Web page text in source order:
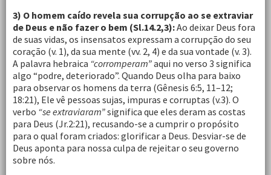
3) O homem caído revela sua corrupção ao se extraviar
de Deus e não fazer o bem (Sl.14.2,3):Ao deixar Deus fora
de suas vidas, os insensatos expressam a corrupção do seu
coração (v. 1), da sua mente (vv. 2, 4) e da sua vontade (v. 3).
A palavra hebraica “corromperam”aqui no verso 3 significa
algo “podre, deteriorado”. Quando Deus olha para baixo
para observar os homens da terra (Gênesis 6:5, 11–12;
18:21), Ele vê pessoas sujas, impuras e corruptas (v.3). O
verbo “se extraviaram”significa que eles deram as costas
para Deus (Jr.2:21), recusando-se a cumprir o propósito
para o qual foram criados: glorificar a Deus. Desviar-se de
Deus aponta para nossa culpa de rejeitar o seu governo
sobre nós.